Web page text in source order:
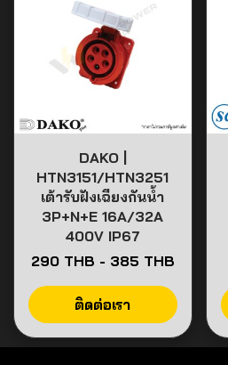
DAKO |
HTN3151/HTN3251
เต้ารับฝังเฉียงกันน้ำ
3P+N+E 16A/32A
400V IP67
290 THB - 385 THB
ติดต่อเรา